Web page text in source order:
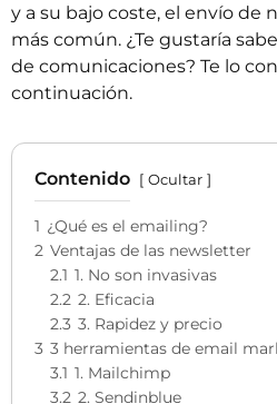
y a su bajo coste, el envío de
más común. ¿Te gustaría
de comunicaciones? Te lo
continuación.
Contenido Ocultar
1 ¿Qué es el emailing?
2 Ventajas de las newsletter
2.1 1. No son invasivas
2.2 2. Eficacia
2.3 3. Rapidez y precio
3 3 herramientas de email
3.1 1. Mailchimp
3.2 2. Sendinblue